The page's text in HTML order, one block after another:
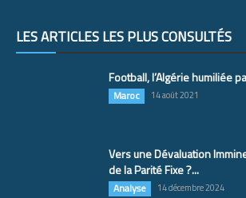
LES ARTICLES LES PLUS CONSULTÉS
Football, l’Algérie humiliée
Maroc 14 août 2021
Vers une Dévaluation
de la Parité Fixe ?...
Analyse 14 décembre 2024